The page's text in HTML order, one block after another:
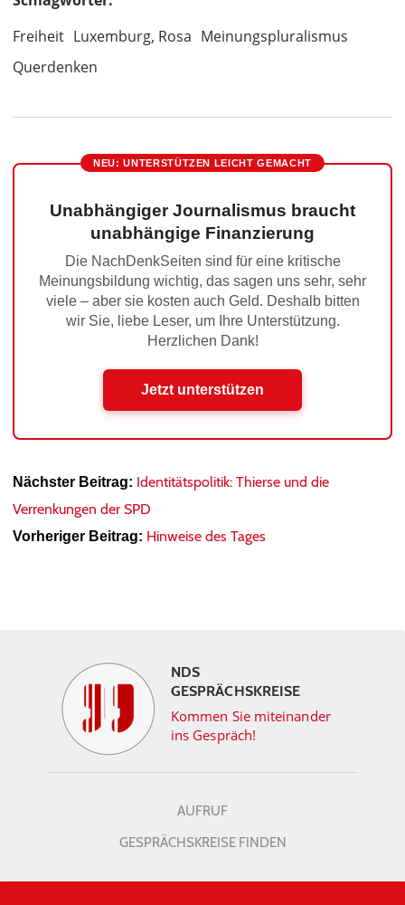
Freiheit Luxemburg, Rosa Meinungspluralismus
Querdenken
NEU: UNTERSTÜTZEN LEICHT GEMACHT
Unabhängiger Journalismus braucht
unabhängige Finanzierung
Die NachDenkSeiten sind für eine kritische
Meinungsbildung wichtig, das sagen uns sehr, sehr
viele – aber sie kosten auch Geld. Deshalb bitten
wir Sie, liebe Leser, um Ihre Unterstützung.
Herzlichen Dank!
Jetzt unterstützen
Nächster Beitrag: Identitätspolitik: Thierse und die
Verrenkungen der SPD
Vorheriger Beitrag: Hinweise des Tages
NDS
GESPRÄCHSKREISE
Kommen Sie miteinander
ins Gespräch!
AUFRUF
GESPRÄCHSKREISE FINDEN